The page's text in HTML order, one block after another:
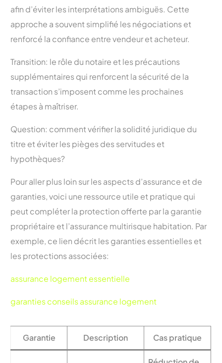
afin d’éviter les interprétations ambiguës. Cette
approche a souvent simplifié les négociations et
renforcé la confiance entre vendeur et acheteur.
Transition: le rôle du notaire et les précautions
supplémentaires qui renforcent la sécurité de la
transaction s’imposent comme les prochaines
étapes à maîtriser.
Question: comment vérifier la solidité juridique du
titre et éviter les pièges des servitudes et
hypothèques?
Pour aller plus loin sur les aspects d’assurance et de
garanties, voici une ressource utile et pratique qui
peut compléter la protection offerte par la garantie
propriétaire et l’assurance multirisque habitation. Par
exemple, ce lien décrit les garanties essentielles et
les protections associées:
assurance logement essentielle
garanties conseils assurance logement
Garantie Description Cas pratique